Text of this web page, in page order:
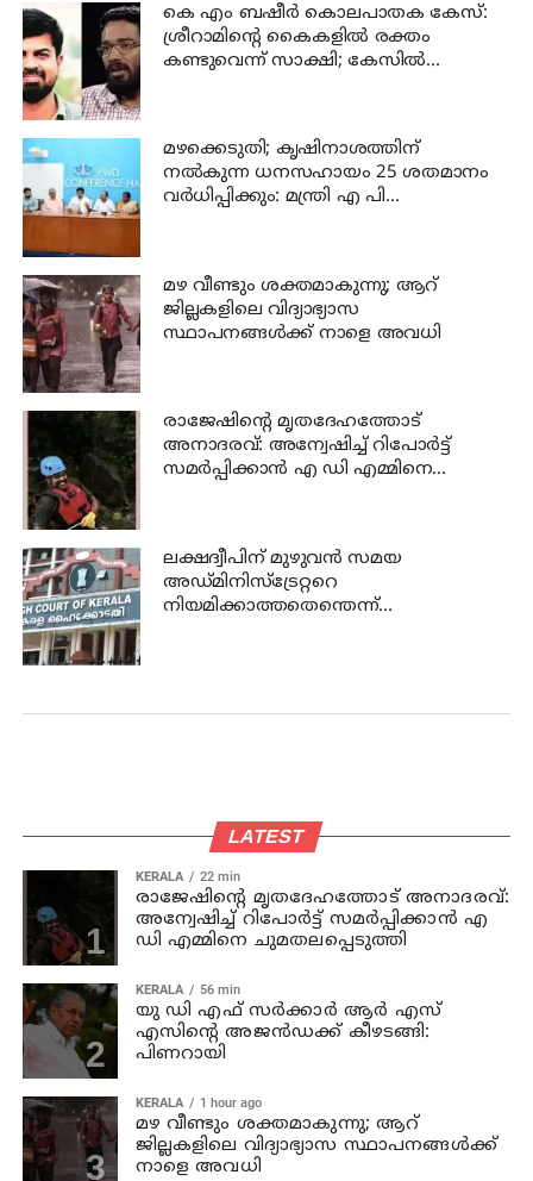
കെ എം ബഷീര്‍ കൊലപാതക കേസ്:
ശ്രീറാമിന്റെ കൈകളില്‍ രക്തം
കണ്ടുവെന്ന് സാക്ഷി; കേസില്‍
മഴക്കെടുതി; കൃഷിനാശത്തിന്
നല്‍കുന്ന ധനസഹായം 25 ശതമാനം
വര്‍ധിപ്പിക്കും: മന്ത്രി എ പി
മഴ വീണ്ടും ശക്തമാകുന്നു; ആറ്
ജില്ലകളിലെ വിദ്യാഭ്യാസ
സ്ഥാപനങ്ങള്‍ക്ക് നാളെ അവധി
രാജേഷിന്റെ മൃതദേഹത്തോട്
അനാദരവ്: അന്വേഷിച്ച് റിപോര്‍ട്ട്
സമര്‍പ്പിക്കാന്‍ എ ഡി എമ്മിനെ
ലക്ഷദ്വീപിന് മുഴുവന്‍ സമയ
അഡ്മിനിസ്‌ട്രേറ്ററെ
നിയമിക്കാത്തതെന്തെന്ന്
LATEST
KERALA 22 min
രാജേഷിന്റെ മൃതദേഹത്തോട് അനാദരവ്:
അന്വേഷിച്ച് റിപോര്‍ട്ട് സമര്‍പ്പിക്കാന്‍ എ
ഡി എമ്മിനെ ചുമതലപ്പെടുത്തി
KERALA 56 min
യു ഡി എഫ് സര്‍ക്കാര്‍ ആര്‍ എസ്
എസിന്റെ അജന്‍ഡക്ക്‌ കീഴടങ്ങി:
പിണറായി
KERALA 1 hour ago
മഴ വീണ്ടും ശക്തമാകുന്നു; ആറ്
ജില്ലകളിലെ വിദ്യാഭ്യാസ സ്ഥാപനങ്ങള്‍ക്ക്
നാളെ അവധി